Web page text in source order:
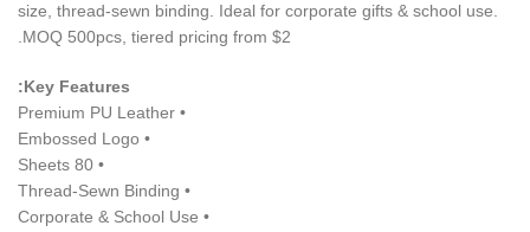
size, thread-sewn binding. Ideal for corporate gifts & school use.
MOQ 500pcs, tiered pricing from $2.
Key Features:
• Premium PU Leather
• Embossed Logo
• 80 Sheets
• Thread-Sewn Binding
• Corporate & School Use